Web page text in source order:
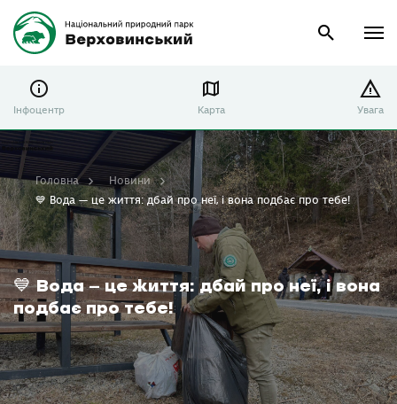
Інфоцентр Карта Увага
💙 Вода — це життя: дбай про неї, і вона
подбає про тебе!
Головна
Новини
💙 Вода — це життя: дбай про неї, і вона подбає про тебе!